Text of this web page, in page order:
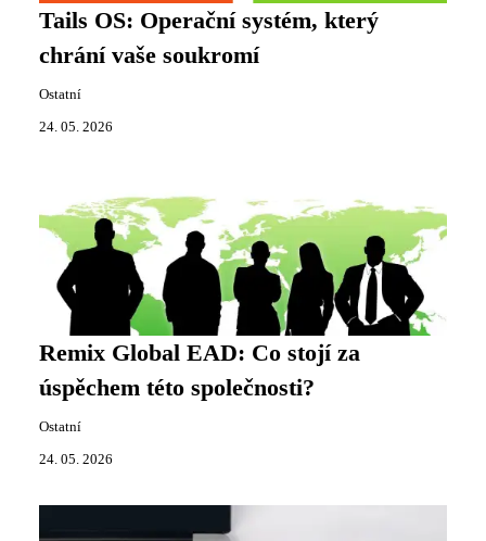
Tails OS: Operační systém, který
chrání vaše soukromí
Ostatní
24. 05. 2026
Remix Global EAD: Co stojí za
úspěchem této společnosti?
Ostatní
24. 05. 2026